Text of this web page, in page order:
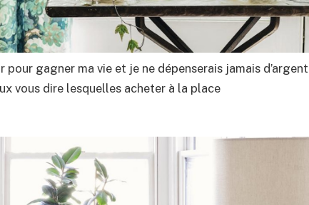
pour gagner ma vie et je ne dépenserais jamais d’argent
vous dire lesquelles acheter à la place